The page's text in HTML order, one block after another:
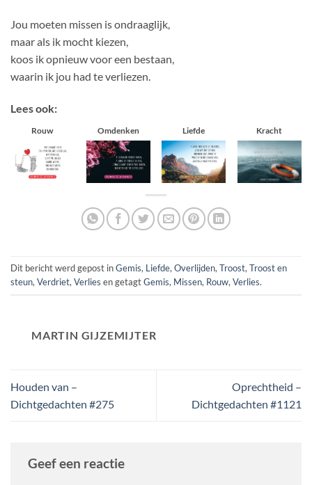
Jou moeten missen is ondraaglijk,
maar als ik mocht kiezen,
koos ik opnieuw voor een bestaan,
waarin ik jou had te verliezen.
Lees ook:
Rouw Omdenken Liefde Kracht
Dit bericht werd gepost inGemis, Liefde,Overlijden,Troost,Troost en
steun,Verdriet,Verlies en getagtGemis, Missen, Rouw,Verlies.
MARTIN GIJZEMIJTER
Houden van –
Dichtgedachten #275
Oprechtheid –
Dichtgedachten #1121
Geef een reactie